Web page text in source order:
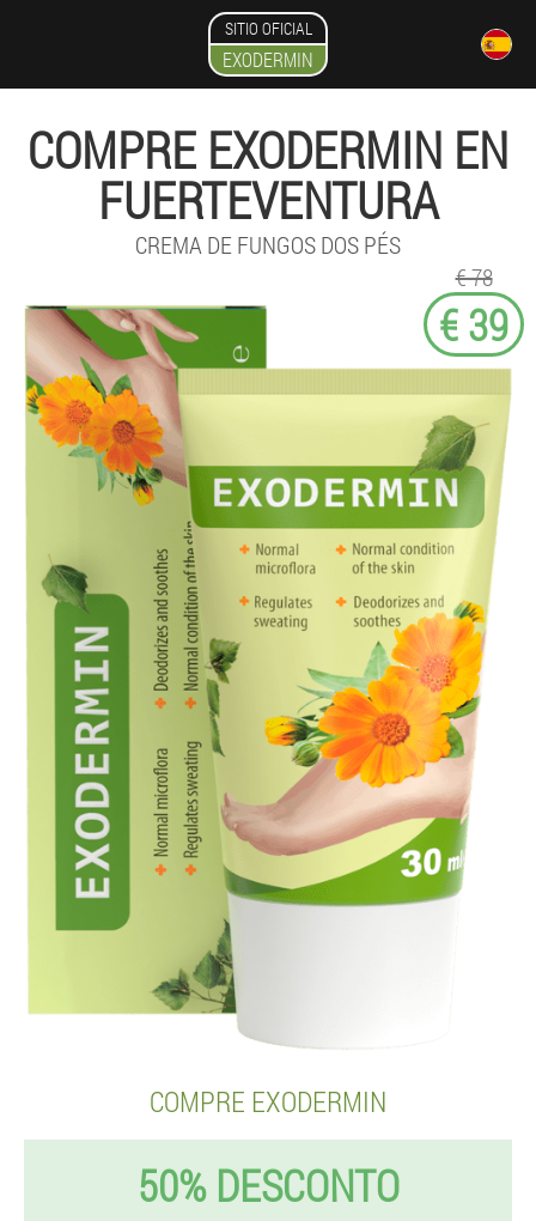
SITIO OFICIAL
EXODERMIN
COMPRE EXODERMIN EN
FUERTEVENTURA
CREMA DE FUNGOS DOS PÉS
€ 78
€ 39
COMPRE EXODERMIN
50% DESCONTO